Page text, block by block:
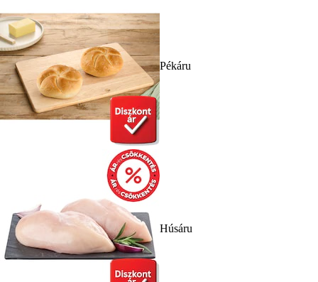
Pékáru
Húsáru